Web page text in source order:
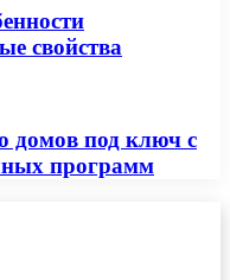
свойства
домов под ключ с
программ